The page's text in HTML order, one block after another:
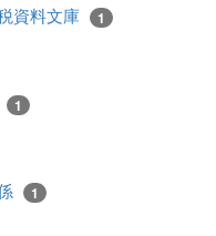
資料文庫 1
1
1